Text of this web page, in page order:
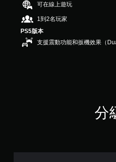
，
3
8
則
評
可在線上遊玩
1到2名玩家
PS5版本
支援震動功能和扳機效果（
分